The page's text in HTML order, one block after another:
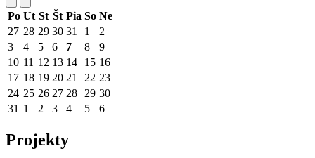
Po Ut St Št Pia So Ne
27 28 29 30 31 1
2
3
4 5 6 7 8
9
10 11 12 13 14 15 16
17 18 19 20 21 22 23
24 25 26 27 28 29 30
31 1 2 3 4 5 6
Projekty